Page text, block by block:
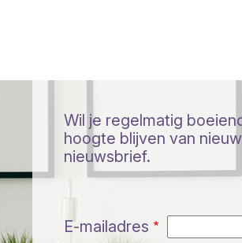
Wil je regelmatig
hoogte blijven van
nieuwsbrief.
E-mailadres